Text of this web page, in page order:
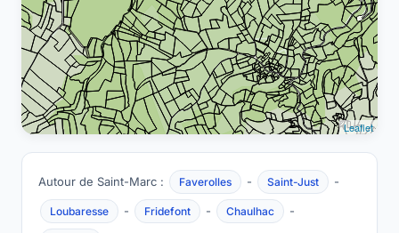
Leaflet
Autour de Saint-Marc : Faverolles - Saint-Just -
Loubaresse - Fridefont - Chaulhac -